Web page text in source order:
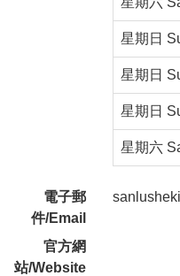
星期日
星期日
星期日
星期六
電子郵
件/Email
官方網
站/Website